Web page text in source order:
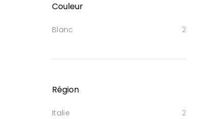
Couleur
Blanc 2
Région
Italie 2